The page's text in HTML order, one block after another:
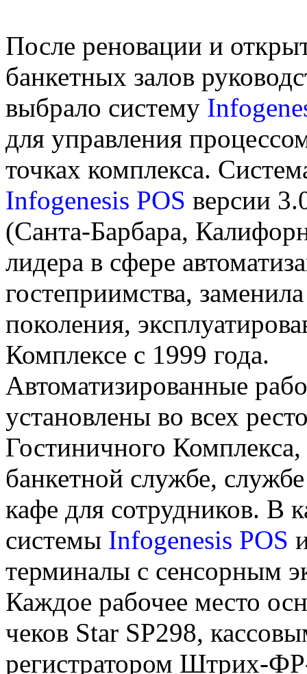
После реновации и
банкетных залов
выбрало систему
для управления
точках комплекса.
Infogenesis POS версии
(Санта-Барбара,
лидера в сфере
гостеприимства,
поколения,
Комплексе с 1999 года.
Автоматизированные
установлены во всех
Гостиничного Комплекса,
банкетной службе,
кафе для сотрудников. В
системы Infogenesis POS
терминалы с сенсорным
Каждое рабочее место
чеков Star SP298,
регистратором Штрих-